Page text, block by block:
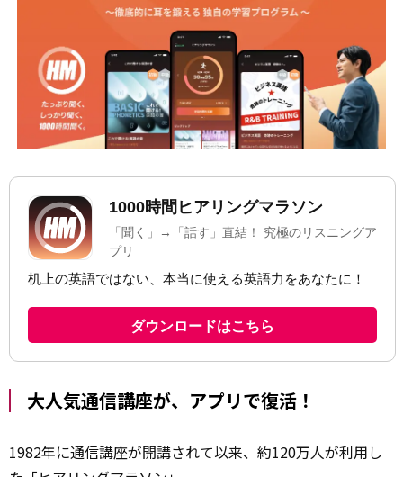
大人気通信講座が、アプリで復活！
1982年に通信講座が開講されて以来、約120万人が利用し